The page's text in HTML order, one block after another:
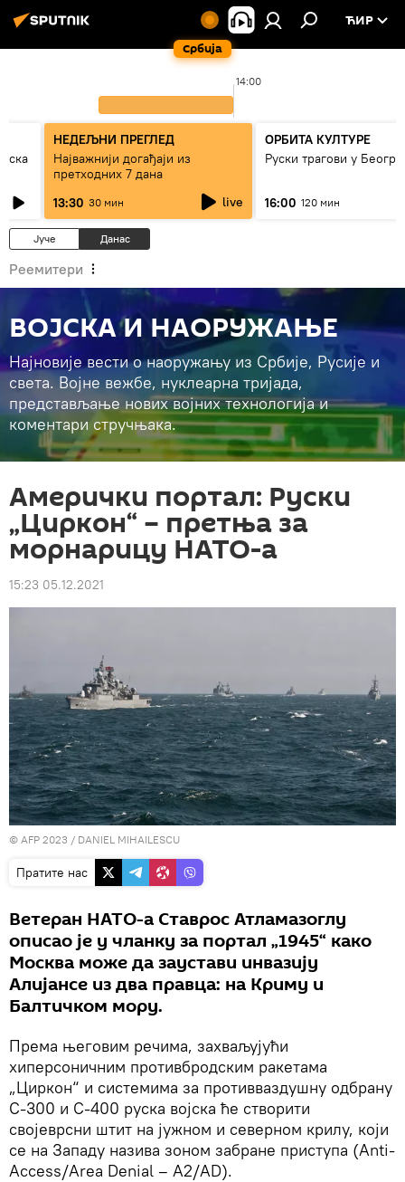
Србија
ЋИР
14:00
НЕДЕЉНИ ПРЕГЛЕД
Најважнији догађаји из
претходних 7 дана
13:30 30 мин live
ОРБИТА КУЛТУРЕ
Руски трагови у
16:00 120 мин
Јуче Данас
Реемитери
ВОЈСКА И НАОРУЖАЊЕ
Најновије вести о наоружању из Србије, Русије и
света. Војне вежбе, нуклеарна тријада,
представљање нових војних технологија и
коментари стручњака.
Амерички портал: Руски
„Циркон“ – претња за
морнарицу НАТО-а
15:23 05.12.2021
© AFP 2023 / DANIEL MIHAILESCU
Пратите нас
Ветеран НАТО-а Ставрос Атламазоглу
описао је у чланку за портал „1945“ како
Москва може да заустави инвазију
Алијансе из два правца: на Криму и
Балтичком мору.
Према његовим речима, захваљујући
хиперсоничним противбродским ракетама
„Циркон“ и системима за противваздушну одбрану
С-300 и С-400 руска војска ће створити
својеврсни штит на јужном и северном крилу, који
се на Западу назива зоном забране приступа (Anti-
Access/Area Denial – A2/AD).